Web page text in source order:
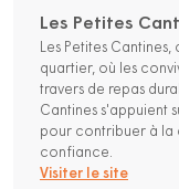
Les Petites
Les Petites
quartier, où les
travers de repas
Cantines s'appuient
pour contribuer à la
confiance.
Visiter le site